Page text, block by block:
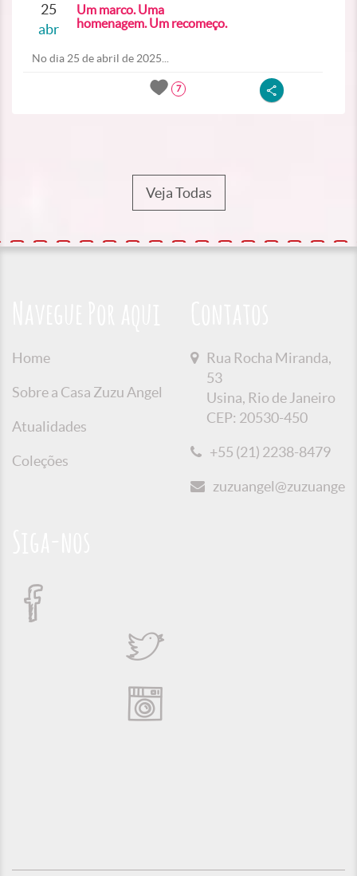
25
abr
Um marco. Uma
homenagem. Um recomeço.
No dia 25 de abril de 2025...
7
Veja Todas
Home
Sobre a Casa Zuzu Angel
Atualidades
Coleções
Rua Rocha Miranda,
53
Usina, Rio de Janeiro
CEP: 20530-450
+55 (21) 2238-8479